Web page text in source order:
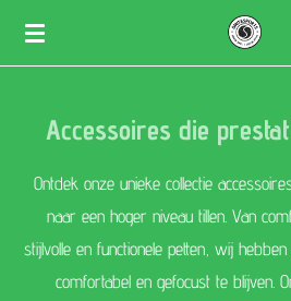
Skip
contentAccessoires die
Ontdek onze unieke collectie
naar een hoger niveau tillen. Van
stijlvolle en functionele petten, wij
comfortabel en gefocust te blijven.